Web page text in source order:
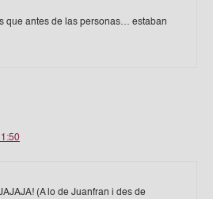
que antes de las personas… estaban
(A lo de Juanfran i des de